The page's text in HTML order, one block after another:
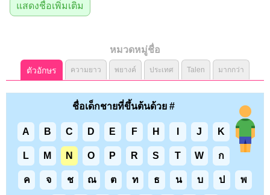
แสดงชื่อเพิ่มเติม
หมวดหมู่ชื่อ
ตัวอักษร ความยาว พยางค์ ประเทศ Talen มากกว่า
ชื่อเด็กชายที่ขึ้นต้นด้วย #
A B C D E F H J K
L M N O P R S T W ก
ค จ ช ณ ต ท ธ น บ ป พ